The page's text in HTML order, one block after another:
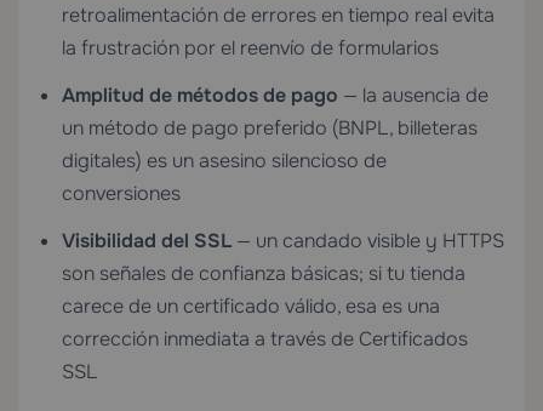
retroalimentación de errores en tiempo real evita
la frustración por el reenvío de formularios
Amplitud de métodos de pago — la ausencia de
un método de pago preferido (BNPL, billeteras
digitales) es un asesino silencioso de
conversiones
Visibilidad del SSL — un candado visible y HTTPS
son señales de confianza básicas; si tu tienda
carece de un certificado válido, esa es una
corrección inmediata a través de Certificados
SSL